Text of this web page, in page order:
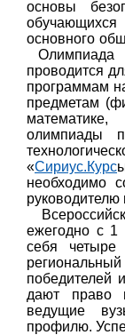
основы
основного
Олимпиада
проводится
программам
предметам
олимпиады
«Сириус.Курс
необходимо
руководителю
ежегодно с 1
себя четыре
победителей
дают право
ведущие
профилю.